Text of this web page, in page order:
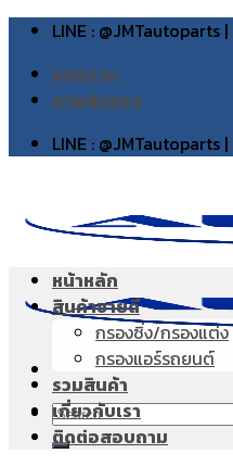
Skip
content
LINE : @JMTautoparts
บทความ
ภาพส่งของ
LINE : @JMTautoparts
Search
for:
หน้าหลัก
สินค้าขายดี
กรองซิ่ง/กรองแต่ง
กรองแอร์รถยนต์
รวมสินค้า
เกี่ยวกับเรา
ติดต่อสอบถาม